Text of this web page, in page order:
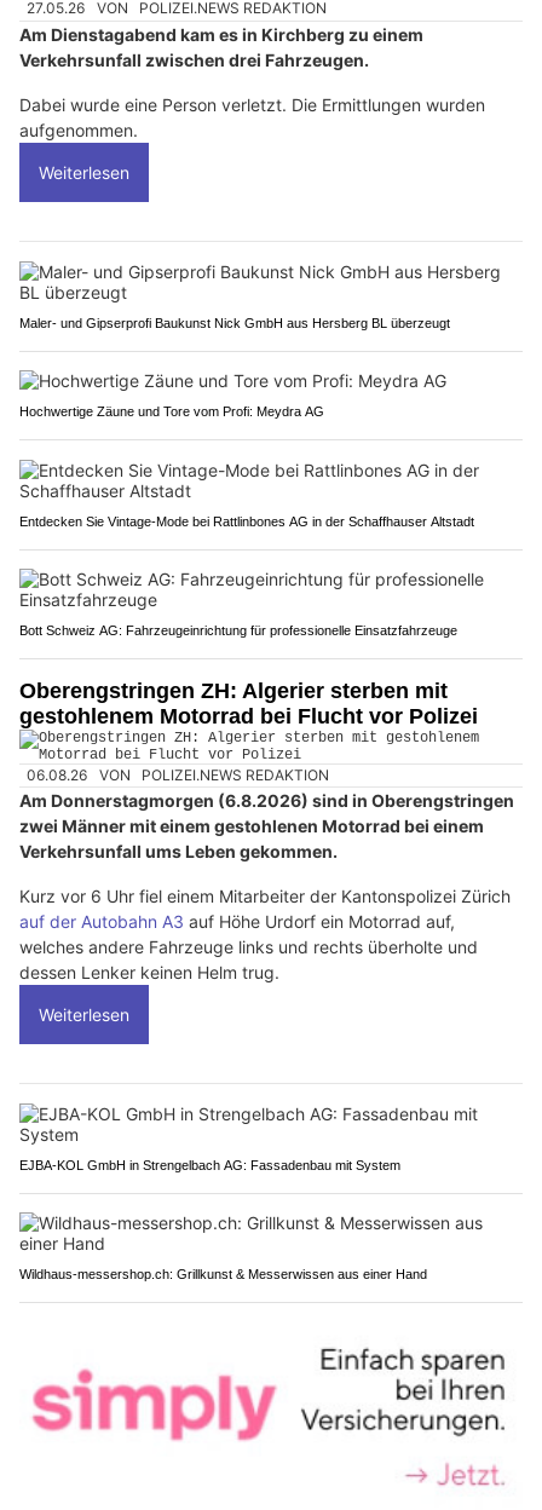
27.05.26 VON POLIZEI.NEWS REDAKTION
Am Dienstagabend kam es in Kirchberg zu einem
Verkehrsunfall zwischen drei Fahrzeugen.
Dabei wurde eine Person verletzt. Die Ermittlungen wurden
aufgenommen.
Weiterlesen
Maler- und Gipserprofi Baukunst Nick GmbH aus Hersberg BL überzeugt
Hochwertige Zäune und Tore vom Profi: Meydra AG
Entdecken Sie Vintage-Mode bei Rattlinbones AG in der Schaffhauser Altstadt
Bott Schweiz AG: Fahrzeugeinrichtung für professionelle Einsatzfahrzeuge
Oberengstringen ZH: Algerier sterben mit
gestohlenem Motorrad bei Flucht vor Polizei
06.08.26 VON POLIZEI.NEWS REDAKTION
Am Donnerstagmorgen (6.8.2026) sind in Oberengstringen
zwei Männer mit einem gestohlenen Motorrad bei einem
Verkehrsunfall ums Leben gekommen.
Kurz vor 6 Uhr fiel einem Mitarbeiter der Kantonspolizei Zürich
auf der Autobahn A3 auf Höhe Urdorf ein Motorrad auf,
welches andere Fahrzeuge links und rechts überholte und
dessen Lenker keinen Helm trug.
Weiterlesen
EJBA-KOL GmbH in Strengelbach AG: Fassadenbau mit System
Wildhaus-messershop.ch: Grillkunst & Messerwissen aus einer Hand